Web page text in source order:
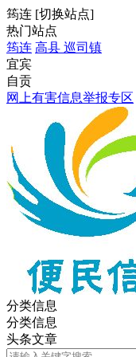
筠连 [切换站点]
热门站点
筠连 高县 巡司镇
宜宾
自贡
网上有害信息举报专区
分类信息
分类信息
头条文章